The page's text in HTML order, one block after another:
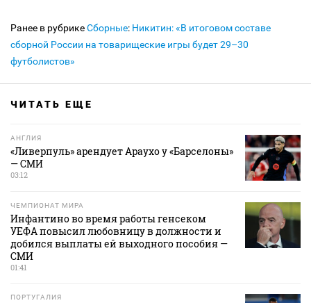
Ранее в рубрикеСборные: Никитин: «В итоговом составе
сборной России на товарищеские игры будет 29–30
футболистов»
ЧИТАТЬ ЕЩЕ
АНГЛИЯ
«Ливерпуль» арендует Араухо у «Барселоны»
— СМИ
03:12
ЧЕМПИОНАТ МИРА
Инфантино во время работы генсеком
УЕФА повысил любовницу в должности и
добился выплаты ей выходного пособия —
СМИ
01:41
ПОРТУГАЛИЯ